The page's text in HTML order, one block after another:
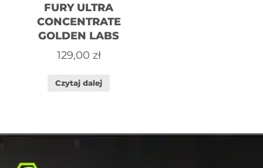
FURY ULTRA
CONCENTRATE
GOLDEN LABS
129,00 zł
Czytaj dalej